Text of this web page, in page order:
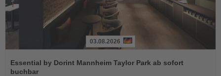
Sie
die
03.08.2026
Essential by Dorint Mannheim Taylor Park ab sofort
buchbar